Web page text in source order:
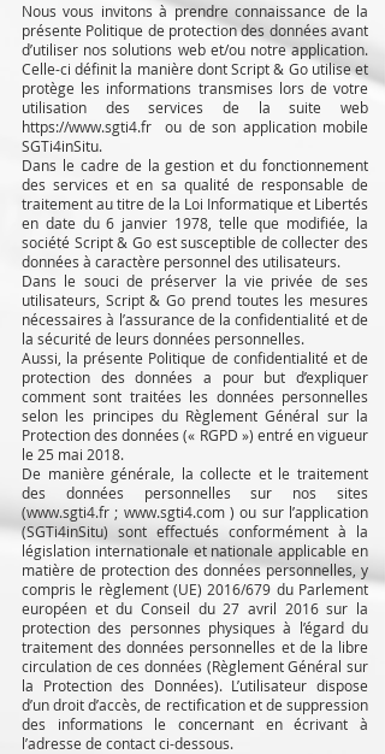
Nous vous invitons à prendre connaissance de la
présente Politique de protection des données avant
d’utiliser nos solutions web et/ou notre application.
Celle-ci définit la manière dont Script & Go utilise et
protège les informations transmises lors de votre
utilisation des services de la suite web
https://www.sgti4.fr ou de son application mobile
SGTi4inSitu.
Dans le cadre de la gestion et du fonctionnement
des services et en sa qualité de responsable de
traitement au titre de la Loi Informatique et Libertés
en date du 6 janvier 1978, telle que modifiée, la
société Script & Go est susceptible de collecter des
données à caractère personnel des utilisateurs.
Dans le souci de préserver la vie privée de ses
utilisateurs, Script & Go prend toutes les mesures
nécessaires à l’assurance de la confidentialité et de
la sécurité de leurs données personnelles.
Aussi, la présente Politique de confidentialité et de
protection des données a pour but d’expliquer
comment sont traitées les données personnelles
selon les principes du Règlement Général sur la
Protection des données (« RGPD ») entré en vigueur
le 25 mai 2018.
De manière générale, la collecte et le traitement
des données personnelles sur nos sites
(www.sgti4.fr ; www.sgti4.com) ou sur l’application
(SGTi4inSitu) sont effectués conformément à la
législation internationale et nationale applicable en
matière de protection des données personnelles, y
compris le règlement (UE) 2016/679 du Parlement
européen et du Conseil du 27 avril 2016 sur la
protection des personnes physiques à l’égard du
traitement des données personnelles et de la libre
circulation de ces données (Règlement Général sur
la Protection des Données). L’utilisateur dispose
d’un droit d’accès, de rectification et de suppression
des informations le concernant en écrivant à
l’adresse de contact ci-dessous.